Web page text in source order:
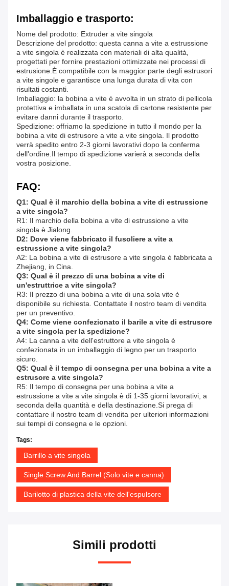
Imballaggio e trasporto:
Nome del prodotto: Extruder a vite singola
Descrizione del prodotto: questa canna a vite a estrussione
a vite singola è realizzata con materiali di alta qualità,
progettati per fornire prestazioni ottimizzate nei processi di
estrusione.È compatibile con la maggior parte degli estrusori
a vite singole e garantisce una lunga durata di vita con
risultati costanti.
Imballaggio: la bobina a vite è avvolta in un strato di pellicola
protettiva e imballata in una scatola di cartone resistente per
evitare danni durante il trasporto.
Spedizione: offriamo la spedizione in tutto il mondo per la
bobina a vite di estrusore a vite a vite singola. Il prodotto
verrà spedito entro 2-3 giorni lavorativi dopo la conferma
dell'ordine.Il tempo di spedizione varierà a seconda della
vostra posizione.
FAQ:
Q1: Qual è il marchio della bobina a vite di estrussione
a vite singola?
R1: Il marchio della bobina a vite di estrussione a vite
singola è Jialong.
D2: Dove viene fabbricato il fusoliere a vite a
estrussione a vite singola?
A2: La bobina a vite di estrusore a vite singola è fabbricata a
Zhejiang, in Cina.
Q3: Qual è il prezzo di una bobina a vite di
un'estruttrice a vite singola?
R3: Il prezzo di una bobina a vite di una sola vite è
disponibile su richiesta. Contattate il nostro team di vendita
per un preventivo.
Q4: Come viene confezionato il barile a vite di estrusore
a vite singola per la spedizione?
A4: La canna a vite dell'estruttore a vite singola è
confezionata in un imballaggio di legno per un trasporto
sicuro.
Q5: Qual è il tempo di consegna per una bobina a vite a
estrusore a vite singola?
R5: Il tempo di consegna per una bobina a vite a
estrussione a vite a vite singola è di 1-35 giorni lavorativi, a
seconda della quantità e della destinazione.Si prega di
contattare il nostro team di vendita per ulteriori informazioni
sui tempi di consegna e le opzioni.
Tags:
Barrillo a vite singola
Single Screw And Barrel (Solo vite e canna)
Barilotto di plastica della vite dell'espulsore
Simili prodotti